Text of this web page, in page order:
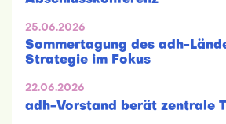
25.06.2026
Sommertagung des adh-
Strategie im Fokus
22.06.2026
adh-Vorstand berät zentrale